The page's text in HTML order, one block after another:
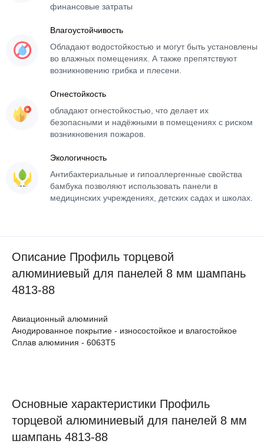
финансовые затраты
Влагоустойчивость
Обладают водостойкостью и могут быть установлены
во влажных помещениях. А также препятствуют
возникновению грибка и плесени.
Огнестойкость
обладают огнестойкостью, что делает их
безопасными и надёжными в помещениях с риском
возникновения пожаров.
Экологичность
Антибактериальные и гипоаллергенные свойства
бамбука позволяют использовать панели в
медицинских учреждениях, детских садах и школах.
Описание Профиль торцевой
алюминиевый для панелей 8 мм шампань
4813-88
Авиационный алюминий
Анодированное покрытие - износостойкое и влагостойкое
Сплав алюминия - 6063Т5
Основные характеристики Профиль
торцевой алюминиевый для панелей 8 мм
шампань 4813-88